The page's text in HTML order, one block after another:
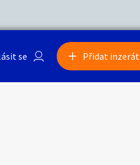
se Přidat inzerát
Sběratelství
0/1000